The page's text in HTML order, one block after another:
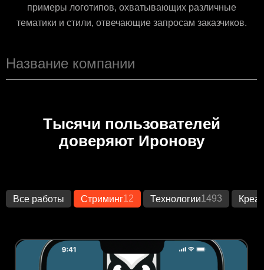
примеры логотипов, охватывающих различные
тематики и стили, отвечающие запросам заказчиков.
Тысячи пользователей
доверяют Иронову
Все работы Стриминг12 Технологии1493